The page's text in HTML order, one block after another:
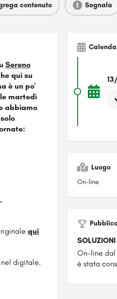
contenuto Segnala
Sereno
qui su
è un po'
martedì
abbiamo
qui
digitale.
Luogo
On-line
On-line dal
è stata